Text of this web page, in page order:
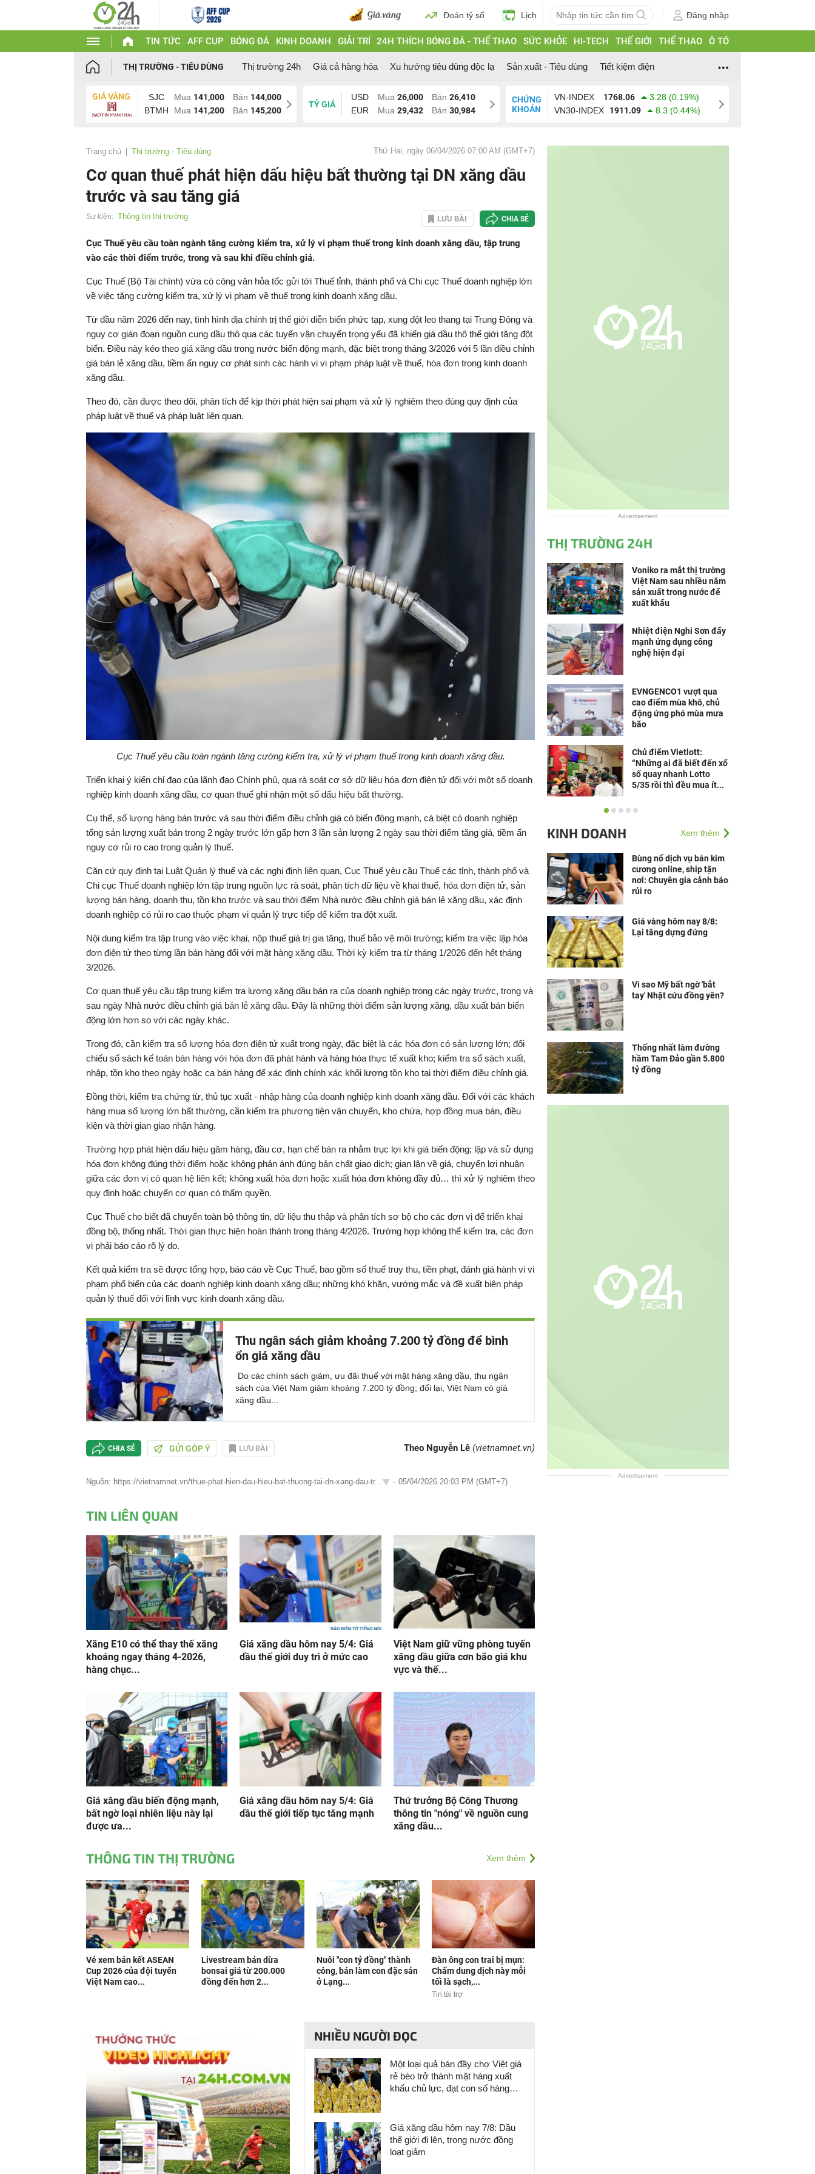
Đoán tỷ số Lịch Đăng nhập
TIN TỨC AFF CUP BÓNG ĐÁ KINH DOANH GIẢI TRÍ 24H THÍCH BÓNG ĐÁ - THỂ THAO SỨC KHỎE HI-TECH THẾ GIỚI THỂ THAO Ô TÔ
THỊ TRƯỜNG - TIÊU DÙNG Thị trường 24h Giá cả hàng hóa Xu hướng tiêu dùng độc lạ Sản xuất - Tiêu dùng Tiết kiệm điện
GIÁ VÀNG SJC Mua 141,000 Bán 144,000
BTMH
Mua 141,200 Bán 145,200
TỶ GIÁ
USD Mua 26,000 Bán 26,410
EUR
Mua 29,432 Bán 30,984
CHỨNG
KHOÁN
VN-INDEX 1768.06
3.28 (0.19%)
VN30-INDEX
1911.09 8.3 (0.44%)
Trang chủ Thị trường - Tiêu dùng Thứ Hai, ngày 06/04/2026 07:00 AM (GMT+7)
Cơ quan thuế phát hiện dấu hiệu bất thường tại DN xăng dầu
trước và sau tăng giá
Sự kiện: Thông tin thị trường LƯU BÀI CHIA SẺ
Cục Thuế yêu cầu toàn ngành tăng cường kiểm tra, xử lý vi phạm thuế trong kinh doanh xăng dầu, tập trung
vào các thời điểm trước, trong và sau khi điều chỉnh giá.
Cục Thuế (Bộ Tài chính) vừa có công văn hỏa tốc gửi tới Thuế tỉnh, thành phố và Chi cục Thuế doanh nghiệp lớn
về việc tăng cường kiểm tra, xử lý vi phạm về thuế trong kinh doanh xăng dầu.
Từ đầu năm 2026 đến nay, tình hình địa chính trị thế giới diễn biến phức tạp, xung đột leo thang tại Trung Đông và
nguy cơ gián đoạn nguồn cung dầu thô qua các tuyến vận chuyển trọng yếu đã khiến giá dầu thô thế giới tăng đột
biến. Điều này kéo theo giá xăng dầu trong nước biến động mạnh, đặc biệt trong tháng 3/2026 với 5 lần điều chỉnh
giá bán lẻ xăng dầu, tiềm ẩn nguy cơ phát sinh các hành vi vi phạm pháp luật về thuế, hóa đơn trong kinh doanh
xăng dầu.
Theo đó, cần được theo dõi, phân tích để kịp thời phát hiện sai phạm và xử lý nghiêm theo đúng quy định của
pháp luật về thuế và pháp luật liên quan.
Cục Thuế yêu cầu toàn ngành tăng cường kiểm tra, xử lý vi phạm thuế trong kinh doanh xăng dầu.
Triển khai ý kiến chỉ đạo của lãnh đạo Chính phủ, qua rà soát cơ sở dữ liệu hóa đơn điện tử đối với một số doanh
nghiệp kinh doanh xăng dầu, cơ quan thuế ghi nhận một số dấu hiệu bất thường.
Cụ thể, số lượng hàng bán trước và sau thời điểm điều chỉnh giá có biến động mạnh, cá biệt có doanh nghiệp
tổng sản lượng xuất bán trong 2 ngày trước lớn gấp hơn 3 lần sản lượng 2 ngày sau thời điểm tăng giá, tiềm ẩn
nguy cơ rủi ro cao trong quản lý thuế.
Căn cứ quy định tại Luật Quản lý thuế và các nghị định liên quan, Cục Thuế yêu cầu Thuế các tỉnh, thành phố và
Chi cục Thuế doanh nghiệp lớn tập trung nguồn lực rà soát, phân tích dữ liệu về khai thuế, hóa đơn điện tử, sản
lượng bán hàng, doanh thu, tồn kho trước và sau thời điểm Nhà nước điều chỉnh giá bán lẻ xăng dầu, xác định
doanh nghiệp có rủi ro cao thuộc phạm vi quản lý trực tiếp để kiểm tra đột xuất.
Nội dung kiểm tra tập trung vào việc khai, nộp thuế giá trị gia tăng, thuế bảo vệ môi trường; kiểm tra việc lập hóa
đơn điện tử theo từng lần bán hàng đối với mặt hàng xăng dầu. Thời kỳ kiểm tra từ tháng 1/2026 đến hết tháng
3/2026.
Cơ quan thuế yêu cầu tập trung kiểm tra lượng xăng dầu bán ra của doanh nghiệp trong các ngày trước, trong và
sau ngày Nhà nước điều chỉnh giá bán lẻ xăng dầu. Đây là những thời điểm sản lượng xăng, dầu xuất bán biến
động lớn hơn so với các ngày khác.
Trong đó, cần kiểm tra số lượng hóa đơn điện tử xuất trong ngày, đặc biệt là các hóa đơn có sản lượng lớn; đối
chiếu sổ sách kế toán bán hàng với hóa đơn đã phát hành và hàng hóa thực tế xuất kho; kiểm tra sổ sách xuất,
nhập, tồn kho theo ngày hoặc ca bán hàng để xác định chính xác khối lượng tồn kho tại thời điểm điều chỉnh giá.
Đồng thời, kiểm tra chứng từ, thủ tục xuất - nhập hàng của doanh nghiệp kinh doanh xăng dầu. Đối với các khách
hàng mua số lượng lớn bất thường, cần kiểm tra phương tiện vận chuyển, kho chứa, hợp đồng mua bán, điều
kiện và thời gian giao nhận hàng.
Trường hợp phát hiện dấu hiệu găm hàng, đầu cơ, hạn chế bán ra nhằm trục lợi khi giá biến động; lập và sử dụng
hóa đơn không đúng thời điểm hoặc không phản ánh đúng bản chất giao dịch; gian lận về giá, chuyển lợi nhuận
giữa các đơn vị có quan hệ liên kết; không xuất hóa đơn hoặc xuất hóa đơn không đầy đủ… thì xử lý nghiêm theo
quy định hoặc chuyển cơ quan có thẩm quyền.
Cục Thuế cho biết đã chuyển toàn bộ thông tin, dữ liệu thu thập và phân tích sơ bộ cho các đơn vị để triển khai
đồng bộ, thống nhất. Thời gian thực hiện hoàn thành trong tháng 4/2026. Trường hợp không thể kiểm tra, các đơn
vị phải báo cáo rõ lý do.
Kết quả kiểm tra sẽ được tổng hợp, báo cáo về Cục Thuế, bao gồm số thuế truy thu, tiền phạt, đánh giá hành vi vi
phạm phổ biến của các doanh nghiệp kinh doanh xăng dầu; những khó khăn, vướng mắc và đề xuất biện pháp
quản lý thuế đối với lĩnh vực kinh doanh xăng dầu.
Thu ngân sách giảm khoảng 7.200 tỷ đồng để bình
ổn giá xăng dầu
Do các chính sách giảm, ưu đãi thuế với mặt hàng xăng dầu, thu ngân
sách của Việt Nam giảm khoảng 7.200 tỷ đồng; đổi lại, Việt Nam có giá
xăng dầu...
CHIA SẺ GỬI GÓP Ý LƯU BÀI Theo Nguyễn Lê (vietnamnet.vn)
Nguồn: https://vietnamnet.vn/thue-phat-hien-dau-hieu-bat-thuong-tai-dn-xang-dau-tr... - 05/04/2026 20:03 PM (GMT+7)
TIN LIÊN QUAN
Xăng E10 có thể thay thế xăng
khoáng ngay tháng 4-2026,
hàng chục...
Giá xăng dầu hôm nay 5/4: Giá
dầu thế giới duy trì ở mức cao
Việt Nam giữ vững phòng tuyến
xăng dầu giữa cơn bão giá khu
vực và thế...
Giá xăng dầu biến động mạnh,
bất ngờ loại nhiên liệu này lại
được ưa...
Giá xăng dầu hôm nay 5/4: Giá
dầu thế giới tiếp tục tăng mạnh
Thứ trưởng Bộ Công Thương
thông tin "nóng" về nguồn cung
xăng dầu...
THÔNG TIN THỊ TRƯỜNG Xem thêm
Vé xem bán kết ASEAN
Cup 2026 của đội tuyển
Việt Nam cao...
Livestream bán dừa
bonsai giá từ 200.000
đồng đến hơn 2...
Nuôi "con tỷ đồng" thành
công, bán làm con đặc sản
ở Lạng...
Đàn ông con trai bị mụn:
Chấm dung dịch này mỗi
tối là sạch,...
Tin tài trợ
NHIỀU NGƯỜI ĐỌC
Một loại quả bán đầy chợ Việt giá
rẻ bèo trở thành mặt hàng xuất
khẩu chủ lực, đạt con số hàng
Giá xăng dầu hôm nay 7/8: Dầu
thế giới đi lên, trong nước đồng
loạt giảm
Advertisement
THỊ TRƯỜNG 24H
Voniko ra mắt thị trường
Việt Nam sau nhiều năm
sản xuất trong nước để
xuất khẩu
Nhiệt điện Nghi Sơn đẩy
mạnh ứng dụng công
nghệ hiện đại
EVNGENCO1 vượt qua
cao điểm mùa khô, chủ
động ứng phó mùa mưa
bão
Chủ điểm Vietlott:
“Những ai đã biết đến xổ
số quay nhanh Lotto
5/35 rồi thì đều mua ít...
HeleH thương hiệu mang
KINH DOANH Xem thêm
Bùng nổ dịch vụ bán kim
cương online, ship tận
nơi: Chuyên gia cảnh báo
rủi ro
Giá vàng hôm nay 8/8:
Lại tăng dựng đứng
Vì sao Mỹ bất ngờ 'bắt
tay' Nhật cứu đồng yên?
Thống nhất làm đường
hầm Tam Đảo gần 5.800
tỷ đồng
Advertisement